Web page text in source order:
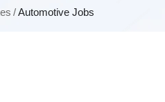
Automotive Jobs